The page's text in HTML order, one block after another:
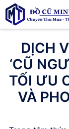
DỊCH
‘CŨ
TỐI ƯU
VÀ